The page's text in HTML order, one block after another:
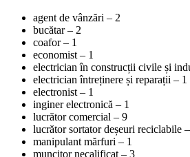
agent de vânzări – 2
bucătar – 2
coafor – 1
economist – 1
electrician în construcții civile și
electrician întreținere și reparații – 1
electronist – 1
inginer electronică – 1
lucrător comercial – 9
lucrător sortator deșeuri reciclabile
manipulant mărfuri – 1
muncitor necalificat – 3